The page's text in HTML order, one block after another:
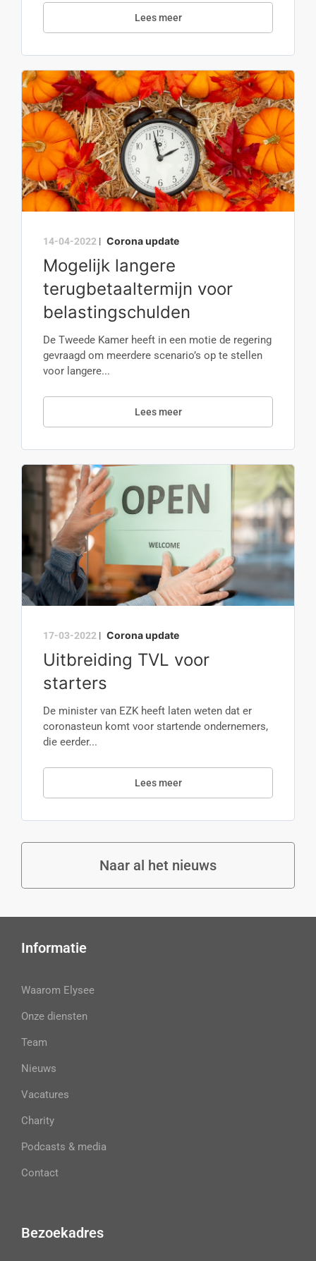
Lees meer
14-04-2022 | Corona update
Mogelijk langere
terugbetaaltermijn voor
belastingschulden
De Tweede Kamer heeft in een motie de regering
gevraagd om meerdere scenario’s op te stellen
voor langere...
Lees meer
17-03-2022 | Corona update
Uitbreiding TVL voor
starters
De minister van EZK heeft laten weten dat er
coronasteun komt voor startende ondernemers,
die eerder...
Lees meer
Naar al het nieuws
Informatie
Waarom Elysee
Onze diensten
Team
Nieuws
Vacatures
Charity
Podcasts & media
Contact
Bezoekadres